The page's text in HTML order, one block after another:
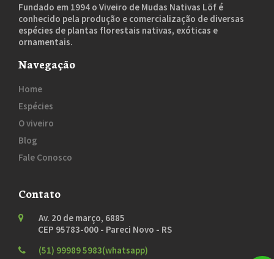
Fundado em 1994 o Viveiro de Mudas Nativas Löf é
conhecido pela produção e comercialização de diversas
espécies de plantas florestais nativas, exóticas e
ornamentais.
Navegação
Home
Espécies
O viveiro
Blog
Fale Conosco
Contato
Av. 20 de março, 6885
CEP 95783-000 - Pareci Novo - RS
(51) 99989 5983(whatsapp)